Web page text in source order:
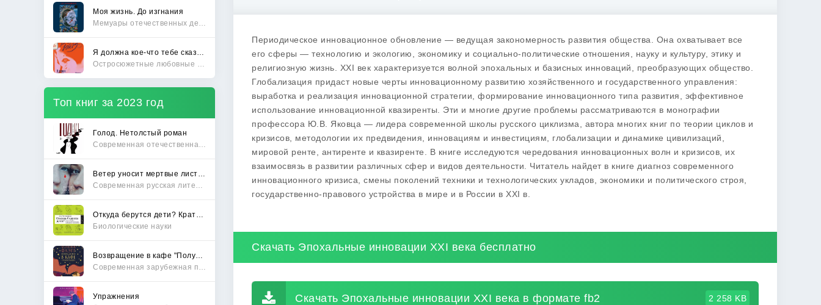
Моя жизнь. До изгнания
Топ книг за 2023 год
Голод. Нетолстый роман
Биологические науки
Упражнения
Периодическое инновационное обновление — ведущая закономерность развития общества. Она охватывает все
его сферы — технологию и экологию, экономику и социально-политические отношения, науку и культуру, этику и
религиозную жизнь. XXI век характеризуется волной эпохальных и базисных инноваций, преобразующих общество.
Глобализация придаст новые черты инновационному развитию хозяйственного и государственного управления:
выработка и реализация инновационной стратегии, формирование инновационного типа развития, эффективное
использование инновационной квазиренты. Эти и многие другие проблемы рассматриваются в монографии
профессора Ю.В. Яковца — лидера современной школы русского циклизма, автора многих книг по теории циклов и
кризисов, методологии их предвидения, инновациям и инвестициям, глобализации и динамике цивилизаций,
мировой ренте, антиренте и квазиренте. В книге исследуются чередования инновационных волн и кризисов, их
взаимосвязь в развитии различных сфер и видов деятельности. Читатель найдет в книге диагноз современного
инновационного кризиса, смены поколений техники и технологических укладов, экономики и политического строя,
государственно-правового устройства в мире и в России в XXI в.
Скачать Эпохальные инновации XXI века бесплатно
Скачать Эпохальные инновации XXI века в формате fb2 2 258 KB